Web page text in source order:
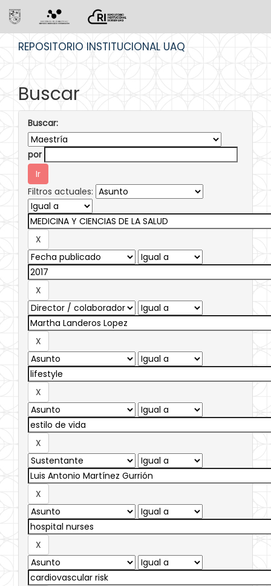
REPOSITORIO INSTITUCIONAL UAQ
Buscar
Buscar:
por
Filtros actuales: